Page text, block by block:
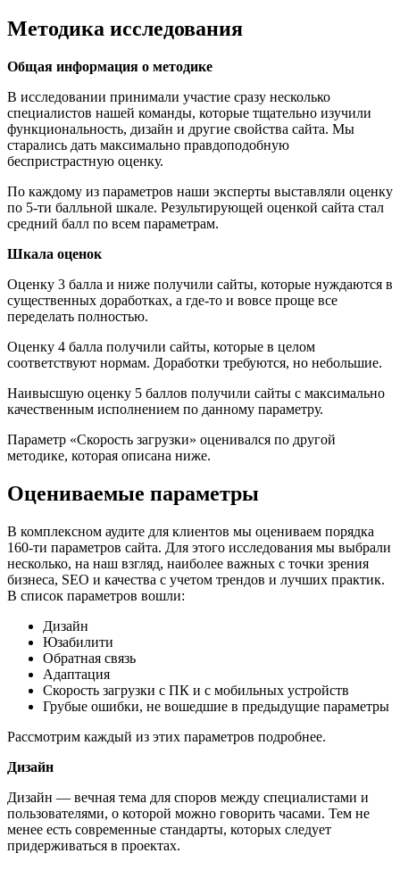
Методика исследования
Общая информация о методике
В исследовании принимали участие сразу несколько
специалистов нашей команды, которые тщательно изучили
функциональность, дизайн и другие свойства сайта. Мы
старались дать максимально правдоподобную
беспристрастную оценку.
По каждому из параметров наши эксперты выставляли оценку
по 5-ти балльной шкале. Результирующей оценкой сайта стал
средний балл по всем параметрам.
Шкала оценок
Оценку 3 балла и ниже получили сайты, которые нуждаются в
существенных доработках, а где-то и вовсе проще все
переделать полностью.
Оценку 4 балла получили сайты, которые в целом
соответствуют нормам. Доработки требуются, но небольшие.
Наивысшую оценку 5 баллов получили сайты с максимально
качественным исполнением по данному параметру.
Параметр «Скорость загрузки» оценивался по другой
методике, которая описана ниже.
Оцениваемые параметры
В комплексном аудите для клиентов мы оцениваем порядка
160-ти параметров сайта. Для этого исследования мы выбрали
несколько, на наш взгляд, наиболее важных с точки зрения
бизнеса, SEO и качества с учетом трендов и лучших практик.
В список параметров вошли:
Дизайн
Юзабилити
Обратная связь
Адаптация
Скорость загрузки с ПК и с мобильных устройств
Грубые ошибки, не вошедшие в предыдущие параметры
Рассмотрим каждый из этих параметров подробнее.
Дизайн
Дизайн — вечная тема для споров между специалистами и
пользователями, о которой можно говорить часами. Тем не
менее есть современные стандарты, которых следует
придерживаться в проектах.